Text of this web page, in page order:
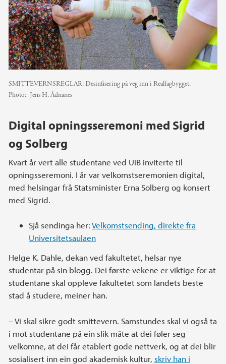
SMITTEVERNSREGLAR: Desinfisering på veg inn i Realfagbygget.
Photo: Jens H. Ådnanes
Digital opningsseremoni med Sigrid
og Solberg
Kvart år vert alle studentane ved UiB inviterte til
opningsseremoni. I år var velkomstseremonien digital,
med helsingar frå Statsminister Erna Solberg og konsert
med Sigrid.
Sjå sendinga her:Velkomstsending, direkte fra
Universitetsaulaen
Helge K. Dahle, dekan ved fakultetet, helsar nye
studentar på sin blogg. Dei første vekene er viktige for at
studentane skal oppleve fakultetet som landets beste
stad å studere, meiner han.
– Vi skal sikre godt smittevern. Samstundes skal vi også ta
i mot studentane på ein slik måte at dei føler seg
velkomne, at dei får etablert gode nettverk, og at dei blir
sosialisert inn ein god akademisk kultur, skriv han i